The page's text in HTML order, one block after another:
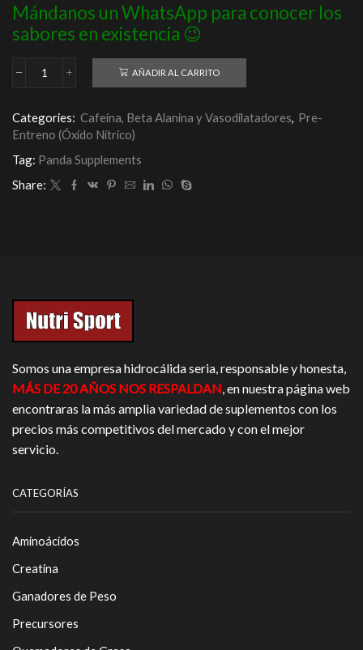
Mándanos un WhatsApp para conocer los
sabores en existencia 😉
Panda
(Glycerol)
16
/
SIN
AÑADIR AL CARRITO
Categories: Cafeína, Beta Alanina y Vasodilatadores, Pre-
Entreno (Óxido Nítrico)
Tag: Panda Supplements
Share:
Somos una empresa hidrocálida seria, responsable y honesta,
MÁS DE 20 AÑOS NOS RESPALDAN, en nuestra página web
encontraras la más amplia variedad de suplementos con los
precios más competitivos del mercado y con el mejor
servicio.
CATEGORÍAS
Aminoácidos
Creatina
Ganadores de Peso
Precursores